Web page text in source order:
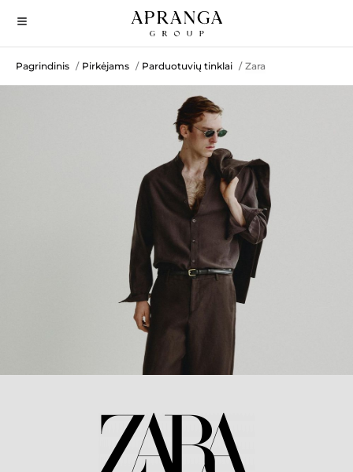
Pagrindinis / Pirkėjams / Parduotuvių tinklai / Zara